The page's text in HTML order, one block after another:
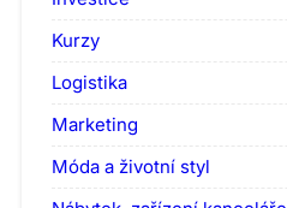
Kurzy
Logistika
Marketing
Móda a životní styl